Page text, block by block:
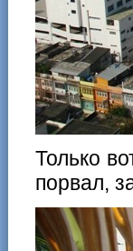
Только
порвал,